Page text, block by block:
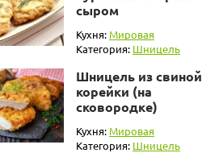
сыром
Кухня: Мировая
Категория: Шницель
Шницель из свиной
корейки (на
сковородке)
Кухня: Мировая
Категория: Шницель